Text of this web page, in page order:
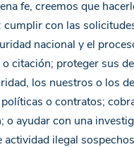
fe, creemos que
cumplir con las
nacional y el
citación; proteger sus
los nuestros o los
o contratos;
o ayudar con una
actividad ilegal